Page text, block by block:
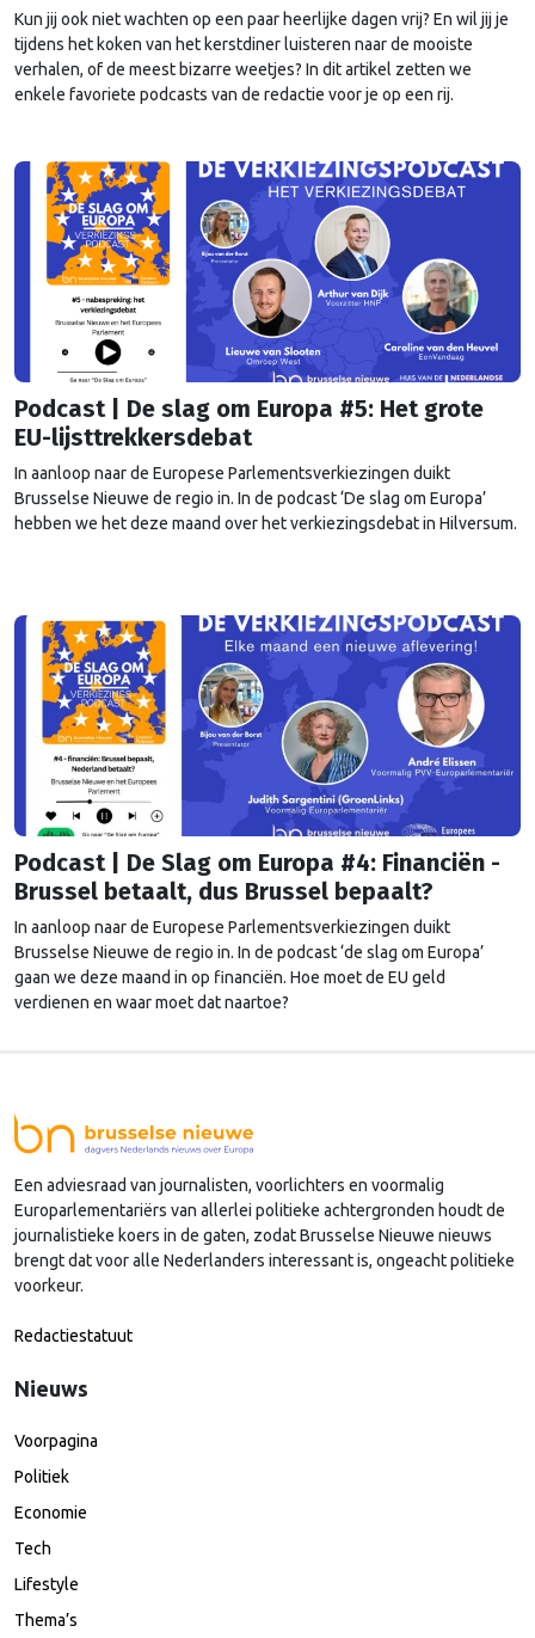
Kun jij ook niet wachten op een paar heerlijke dagen vrij? En wil jij je
tijdens het koken van het kerstdiner luisteren naar de mooiste
verhalen, of de meest bizarre weetjes? In dit artikel zetten we
enkele favoriete podcasts van de redactie voor je op een rij.
Podcast | De slag om Europa #5: Het grote
EU-lijsttrekkersdebat
In aanloop naar de Europese Parlementsverkiezingen duikt
Brusselse Nieuwe de regio in. In de podcast ‘De slag om Europa’
hebben we het deze maand over het verkiezingsdebat in Hilversum.
Podcast | De Slag om Europa #4: Financiën -
Brussel betaalt, dus Brussel bepaalt?
In aanloop naar de Europese Parlementsverkiezingen duikt
Brusselse Nieuwe de regio in. In de podcast ‘de slag om Europa’
gaan we deze maand in op financiën. Hoe moet de EU geld
verdienen en waar moet dat naartoe?
Een adviesraad van journalisten, voorlichters en voormalig
Europarlementariërs van allerlei politieke achtergronden houdt de
journalistieke koers in de gaten, zodat Brusselse Nieuwe nieuws
brengt dat voor alle Nederlanders interessant is, ongeacht politieke
voorkeur.
Redactiestatuut
Nieuws
Voorpagina
Politiek
Economie
Tech
Lifestyle
Thema’s